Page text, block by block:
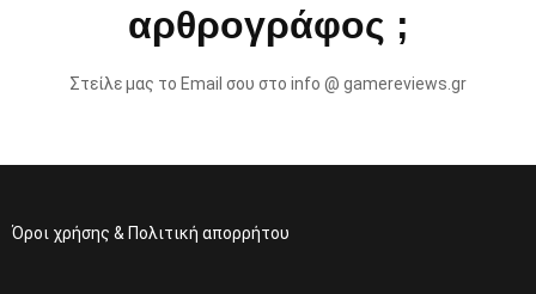
αρθρογράφος ;
Στείλε μας το Email σου στο info @ gamereviews.gr
Όροι χρήσης & Πολιτική απορρήτου